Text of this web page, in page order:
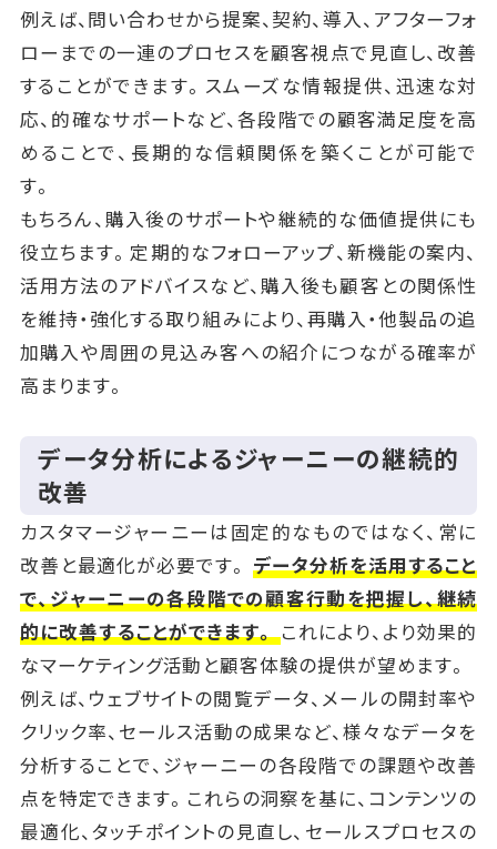
例えば、問い合わせから提案、契約、導入、アフターフォ
ローまでの一連のプロセスを顧客視点で見直し、改善
することができます。スムーズな情報提供、迅速な対
応、的確なサポートなど、各段階での顧客満足度を高
めることで、長期的な信頼関係を築くことが可能で
す。
もちろん、購入後のサポートや継続的な価値提供にも
役立ちます。定期的なフォローアップ、新機能の案内、
活用方法のアドバイスなど、購入後も顧客との関係性
を維持・強化する取り組みにより、再購入・他製品の追
加購入や周囲の見込み客への紹介につながる確率が
高まります。
データ分析によるジャーニーの継続的
改善
カスタマージャーニーは固定的なものではなく、常に
改善と最適化が必要です。データ分析を活用すること
で、ジャーニーの各段階での顧客行動を把握し、継続
的に改善することができます。これにより、より効果的
なマーケティング活動と顧客体験の提供が望めます。
例えば、ウェブサイトの閲覧データ、メールの開封率や
クリック率、セールス活動の成果など、様々なデータを
分析することで、ジャーニーの各段階での課題や改善
点を特定できます。これらの洞察を基に、コンテンツの
最適化、タッチポイントの見直し、セールスプロセスの